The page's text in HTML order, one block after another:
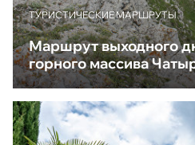
ТУРИСТИЧЕСКИЕ МАРШРУТЫ
Маршрут выходного
горного массива